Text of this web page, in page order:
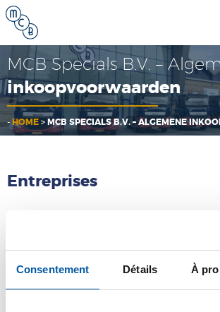
Consentement Détails À
MCB Specials B.V. –
inkoopvoorwaarden
- HOME > MCB SPECIALS B.V. – ALGEMENE
Entreprises
MCB Specials